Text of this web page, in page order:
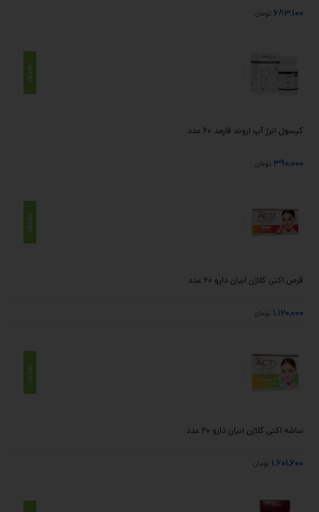
683,100 تومان
موجود
کپسول انرژ آپ اروند فارمد 60 عدد
390,000 تومان
موجود
قرص اکتی کلاژن ابیان دارو 60 عدد
1,120,000 تومان
موجود
ساشه اکتی کلاژن ابیان دارو 20 عدد
1,601,600 تومان